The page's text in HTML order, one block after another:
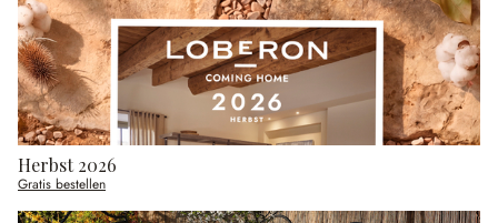
Herbst 2026
Gratis bestellen